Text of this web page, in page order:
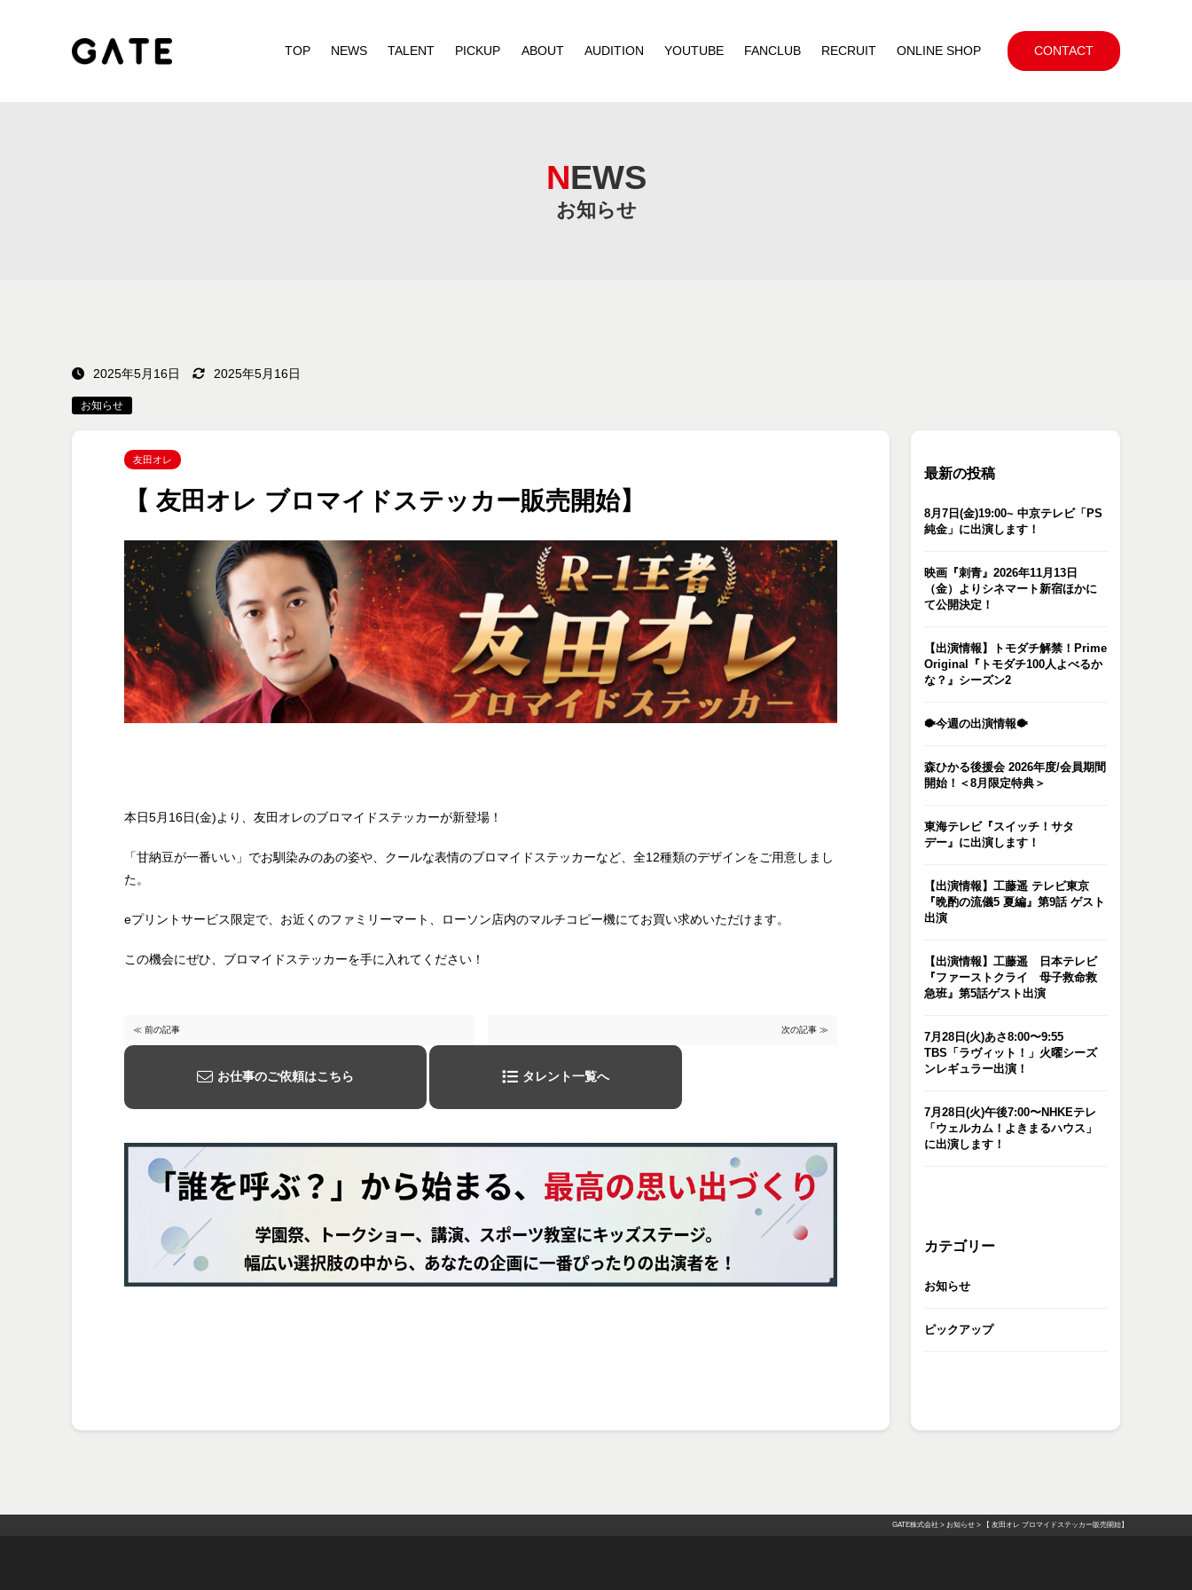
TOP NEWS TALENT PICKUP ABOUT AUDITION YOUTUBE FANCLUB RECRUIT ONLINE SHOP CONTACT
NEWS
お知らせ
2025年5月16日 2025年5月16日
お知らせ
友田オレ
【 友田オレ ブロマイドステッカー販売開始】
本日5月16日(金)より、友田オレのブロマイドステッカーが新登場！
「甘納豆が一番いい」でお馴染みのあの姿や、クールな表情のブロマイドステッカーなど、全12種類のデザインをご用意しまし
た。
eプリントサービス限定で、お近くのファミリーマート、ローソン店内のマルチコピー機にてお買い求めいただけます。
この機会にぜひ、ブロマイドステッカーを手に入れてください！
≪ 前の記事 次の記事 ≫
お仕事のご依頼はこちら タレント一覧へ
最新の投稿
8月7日(金)19:00~ 中京テレビ「PS
純金」に出演します！
映画『刺青』2026年11月13日
（金）よりシネマート新宿ほかに
て公開決定！
【出演情報】トモダチ解禁！Prime
Original『トモダチ100人よべるか
な？』シーズン2
🐡今週の出演情報🐡
森ひかる後援会 2026年度/会員期間
開始！＜8月限定特典＞
東海テレビ『スイッチ！サタ
デー』に出演します！
【出演情報】工藤遥 テレビ東京
『晩酌の流儀5 夏編』第9話 ゲスト
出演
【出演情報】工藤遥 日本テレビ
『ファーストクライ 母子救命救
急班』第5話ゲスト出演
7月28日(火)あさ8:00〜9:55
TBS「ラヴィット！」火曜シーズ
ンレギュラー出演！
7月28日(火)午後7:00〜NHKEテレ
「ウェルカム！よきまるハウス」
に出演します！
カテゴリー
お知らせ
ピックアップ
GATE株式会社 > お知らせ > 【 友田オレ ブロマイドステッカー販売開始】